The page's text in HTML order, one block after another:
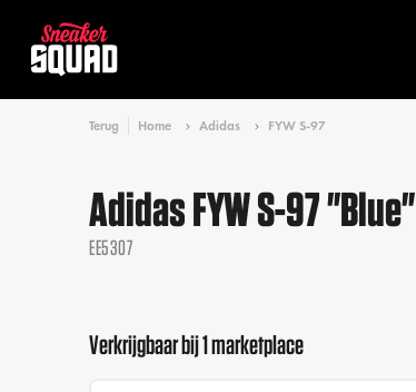
Terug Home Adidas FYW S-97
Adidas FYW S-97 "Blue"
EE5307
Verkrijgbaar bij 1 marketplace